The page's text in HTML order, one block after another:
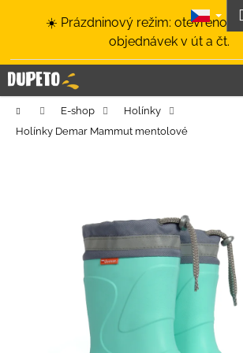
☀️ Prázdninový režim: otevřeno a
objednávek v út a čt.
Domů E-shop
Holínky
Holínky Demar Mammut mentolové
í
k C
o
p